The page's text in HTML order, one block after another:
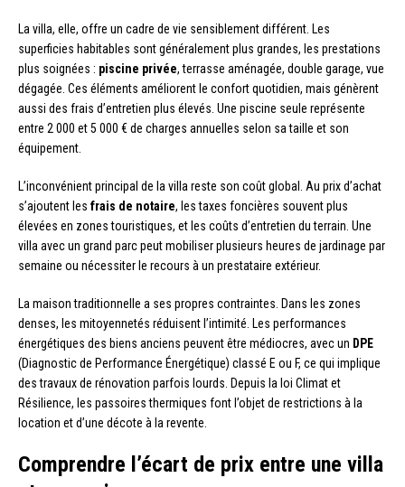
La villa, elle, offre un cadre de vie sensiblement différent. Les
superficies habitables sont généralement plus grandes, les prestations
plus soignées : piscine privée, terrasse aménagée, double garage, vue
dégagée. Ces éléments améliorent le confort quotidien, mais génèrent
aussi des frais d’entretien plus élevés. Une piscine seule représente
entre 2 000 et 5 000 € de charges annuelles selon sa taille et son
équipement.
L’inconvénient principal de la villa reste son coût global. Au prix d’achat
s’ajoutent les frais de notaire, les taxes foncières souvent plus
élevées en zones touristiques, et les coûts d’entretien du terrain. Une
villa avec un grand parc peut mobiliser plusieurs heures de jardinage par
semaine ou nécessiter le recours à un prestataire extérieur.
La maison traditionnelle a ses propres contraintes. Dans les zones
denses, les mitoyennetés réduisent l’intimité. Les performances
énergétiques des biens anciens peuvent être médiocres, avec un DPE
(Diagnostic de Performance Énergétique) classé E ou F, ce qui implique
des travaux de rénovation parfois lourds. Depuis la loi Climat et
Résilience, les passoires thermiques font l’objet de restrictions à la
location et d’une décote à la revente.
Comprendre l’écart de prix entre une villa